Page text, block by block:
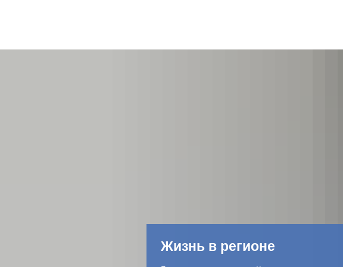
Жизнь в регионе